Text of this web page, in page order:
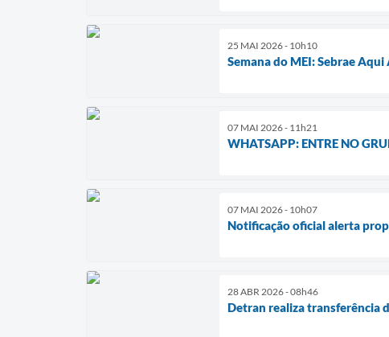
25 MAI 2026 - 10h10
Semana do MEI: Sebrae
07 MAI 2026 - 11h21
WHATSAPP: ENTRE NO
07 MAI 2026 - 10h07
Notificação oficial alerta
28 ABR 2026 - 08h46
Detran realiza transferência